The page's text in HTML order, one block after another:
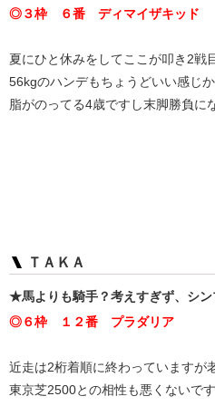
◎３枠 ６番 ディマイザキッド
夏にひと休みをしてここが叩き2戦
56kgのハンデもちょうどいい感じか
脂がのってる4歳ですし末脚勝負に
ＴＡＫＡ
★馬よりも騎手？考えすぎず、シン
◎６枠 １２番 プラダリア
近走は2桁着順に終わっていますが
東京芝2500との相性も悪くないで